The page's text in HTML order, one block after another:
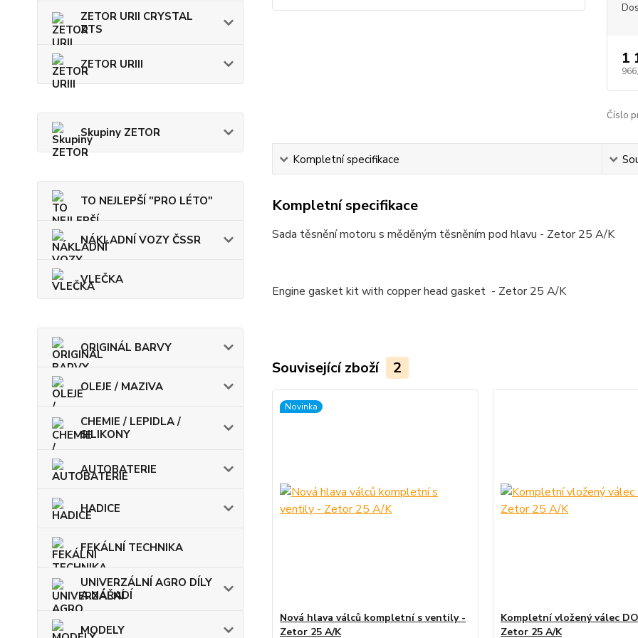
ZETOR URII CRYSTAL
ZTS
ZETOR URIII
Skupiny ZETOR
TO NEJLEPŠÍ "PRO LÉTO"
NÁKLADNÍ VOZY ČSSR
VLEČKA
ORIGINÁL BARVY
OLEJE / MAZIVA
CHEMIE / LEPIDLA /
SILIKONY
AUTOBATERIE
HADICE
FEKÁLNÍ TECHNIKA
UNIVERZÁLNÍ AGRO DÍLY
A NÁŘADÍ
MODELY
1
Číslo
Kompletní specifikace
Kompletní specifikace
Sada těsnění motoru s měděným těsněním pod hlavu - Zetor 25 A/K
Engine gasket kit with copper head gasket - Zetor 25 A/K
Související zboží 2
Novinka
Nová hlava válců kompletní s ventily -
Zetor 25 A/K
Kompletní vložený válec
Zetor 25 A/K